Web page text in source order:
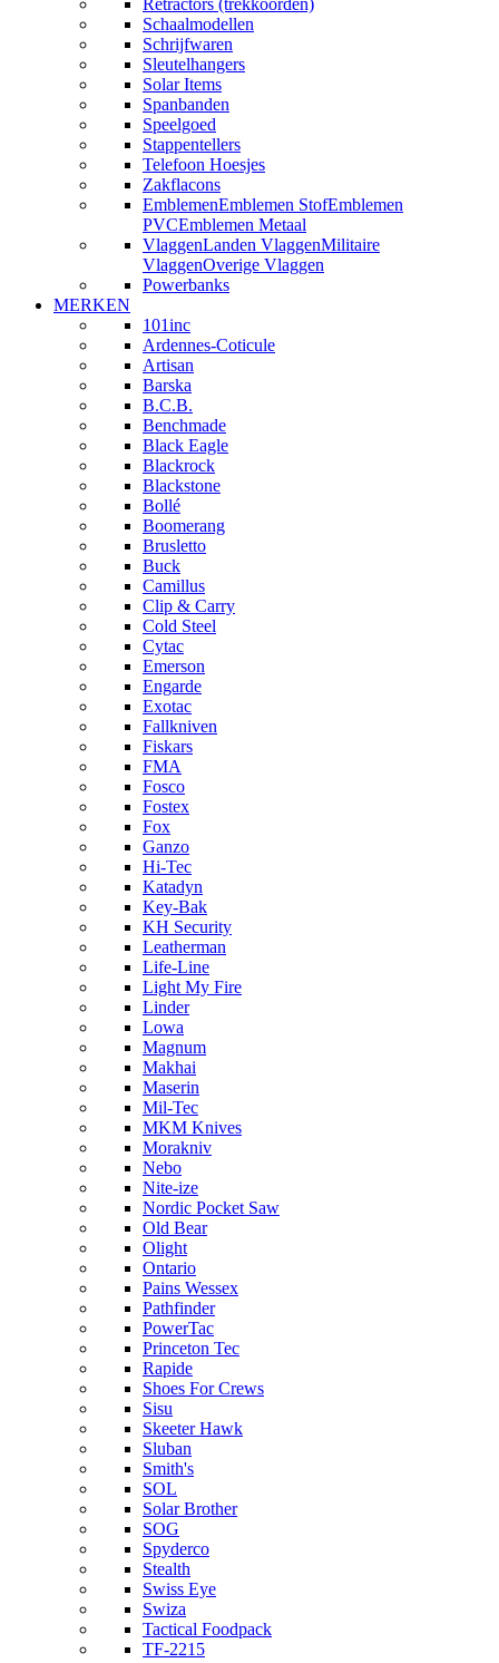
Retractors (trekkoorden)
Schaalmodellen
Schrijfwaren
Sleutelhangers
Solar Items
Spanbanden
Speelgoed
Stappentellers
Telefoon Hoesjes
Zakflacons
EmblemenEmblemen StofEmblemen
PVCEmblemen Metaal
VlaggenLanden VlaggenMilitaire
VlaggenOverige Vlaggen
Powerbanks
MERKEN
101inc
Ardennes-Coticule
Artisan
Barska
B.C.B.
Benchmade
Black Eagle
Blackrock
Blackstone
Bollé
Boomerang
Brusletto
Buck
Camillus
Clip & Carry
Cold Steel
Cytac
Emerson
Engarde
Exotac
Fallkniven
Fiskars
FMA
Fosco
Fostex
Fox
Ganzo
Hi-Tec
Katadyn
Key-Bak
KH Security
Leatherman
Life-Line
Light My Fire
Linder
Lowa
Magnum
Makhai
Maserin
Mil-Tec
MKM Knives
Morakniv
Nebo
Nite-ize
Nordic Pocket Saw
Old Bear
Olight
Ontario
Pains Wessex
Pathfinder
PowerTac
Princeton Tec
Rapide
Shoes For Crews
Sisu
Skeeter Hawk
Sluban
Smith's
SOL
Solar Brother
SOG
Spyderco
Stealth
Swiss Eye
Swiza
Tactical Foodpack
TF-2215